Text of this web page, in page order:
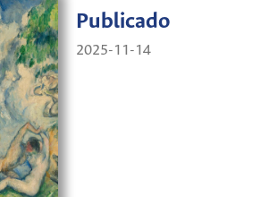
Publicado
2025-11-14